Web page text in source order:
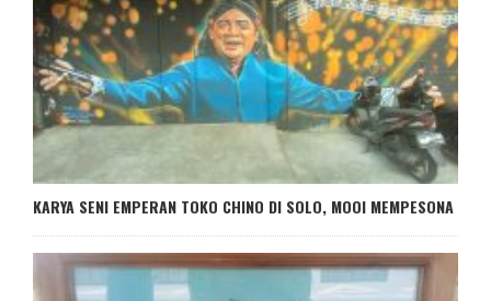
KARYA SENI EMPERAN TOKO CHINO DI SOLO, MOOI MEMPESONA